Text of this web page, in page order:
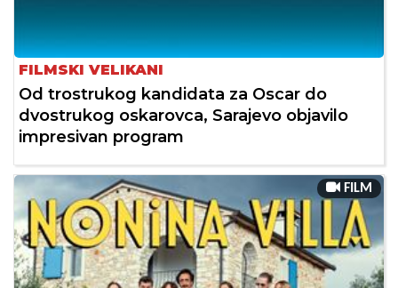
FILMSKI VELIKANI
Od trostrukog kandidata za Oscar do
dvostrukog oskarovca, Sarajevo objavilo
impresivan program
FILM